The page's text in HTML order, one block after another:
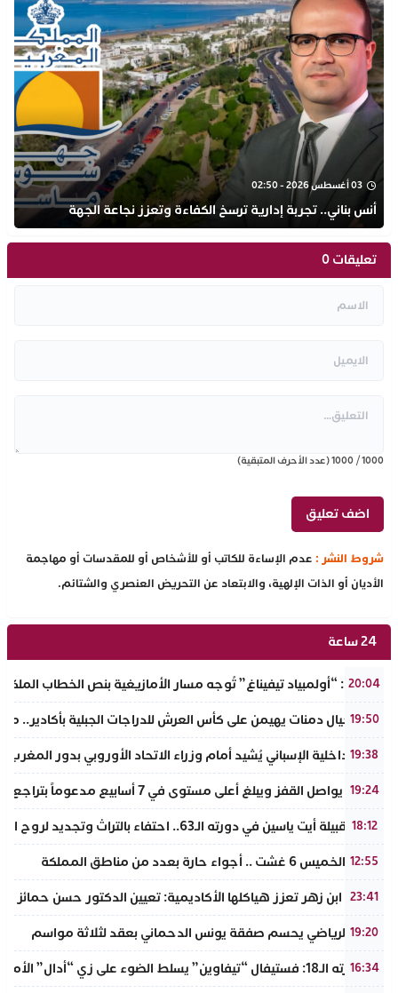
03 أغسطس 2026 - 02:50
أنس بناني.. تجربة إدارية ترسخ الكفاءة وتعزز نجاعة الجهة
تعليقات 0
1000
/
1000(عدد الأحرف المتبقية)
شروط النشر : عدم الإساءة للكاتب أو للأشخاص أو للمقدسات أو مهاجمة
الأديان أو الذات الإلهية، والابتعاد عن التحريض العنصري والشتائم.
24 ساعة
20:04
تفراوت: “أولمبياد تيفيناغ” تُوجه مسار الأمازيغية بنص الخطاب الملكي
19:50
نادي أجيال دمنات يهيمن على كأس العرش للدراجات الجبلية بأكادير..
19:38
وزير الداخلية الإسباني يُشيد أمام وزراء الاتحاد الأوروبي بدور
19:24
الذهب يواصل القفز ويبلغ أعلى مستوى في 7 أسابيع مدعوماً بتراجع الدولار وانخفاض عوائد السندات
18:12
ملتقى قبيلة أيت ياسين في دورته الـ63.. احتفاء بالتراث وتجديد لروح الانتماء الوطني
12:55
طقس الخميس 6 غشت .. أجواء حارة بعدد من مناطق المملكة
23:41
جامعة ابن زهر تعزز هياكلها الأكاديمية: تعيين الدكتور حسن حمائز
19:20
الرجاء الرياضي يحسم صفقة يونس الدحماني بعقد لثلاثة مواسم
16:34
في دورته الـ18: فستيفال “تيفاوين” يسلط الضوء على زي “أدال” الأمازيغي ويكرم رائدات التطريز والتصميم بالـأطلس الصغير